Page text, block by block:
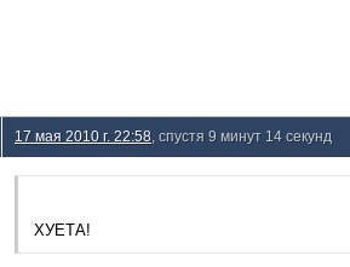
17 мая 2010 г. 22:58 , спустя 9 минут 14 секунд
ХУЕТА!